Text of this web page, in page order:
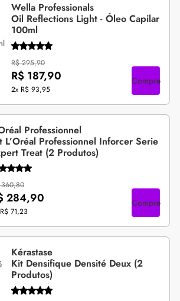
Wella Professionals
Oil Reflections Light - Óleo Capilar
100ml
R$ 295,90
R$ 187,90
2x R$ 93,95
Compre
Professionnel
L’Oréal Professionnel Inforcer Serie
Treat (2 Produtos)
284,90
R$ 71,23
Compre
Kérastase
Kit Densifique Densité Deux (2
Produtos)